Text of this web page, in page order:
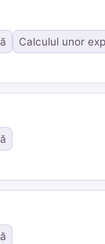
Calculul unor